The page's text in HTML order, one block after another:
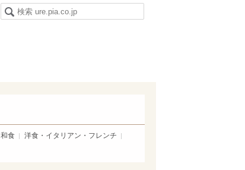
和食
洋食・イタリアン・フレンチ